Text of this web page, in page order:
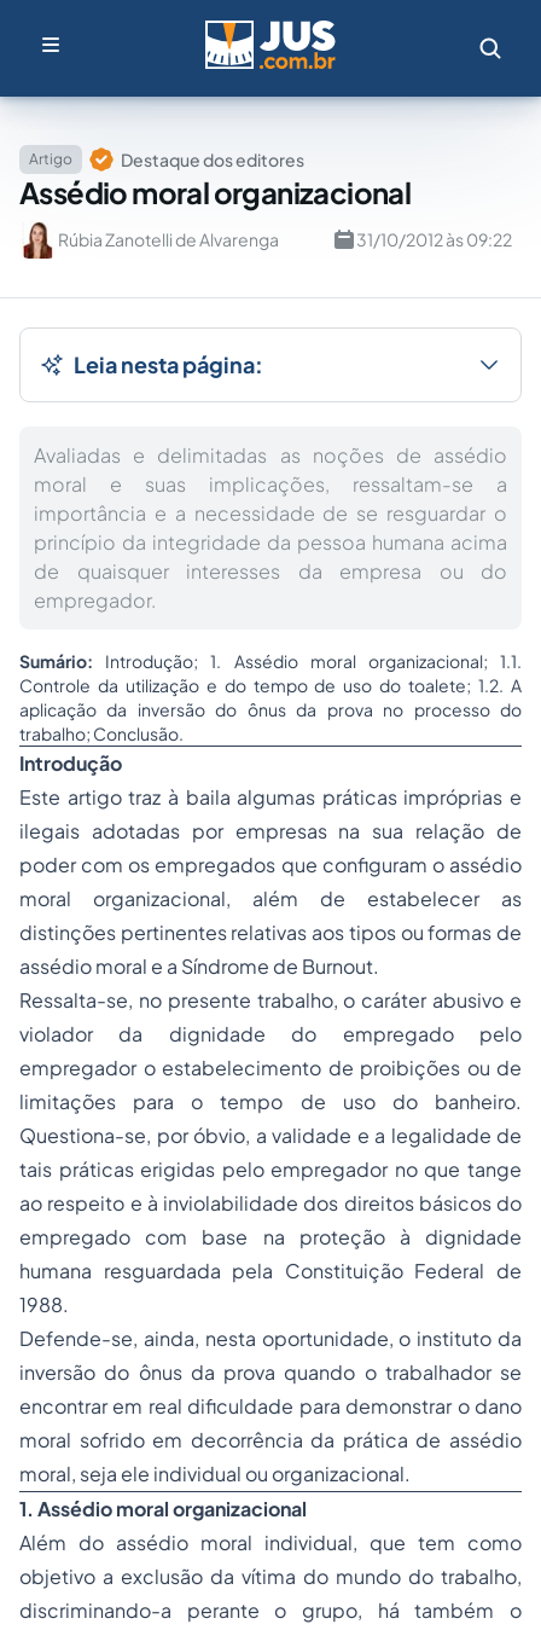
Artigo Destaque dos editores
Assédio moral organizacional
Rúbia Zanotelli de Alvarenga 31/10/2012 às 09:22
Leia nesta página:
Avaliadas e delimitadas as noções de assédio
moral e suas implicações, ressaltam-se a
importância e a necessidade de se resguardar o
princípio da integridade da pessoa humana acima
de quaisquer interesses da empresa ou do
empregador.
Sumário: Introdução; 1. Assédio moral organizacional; 1.1.
Controle da utilização e do tempo de uso do toalete; 1.2. A
aplicação da inversão do ônus da prova no processo do
trabalho; Conclusão.
Introdução
Este artigo traz à baila algumas práticas impróprias e
ilegais adotadas por empresas na sua relação de
poder com os empregados que configuram o assédio
moral organizacional, além de estabelecer as
distinções pertinentes relativas aos tipos ou formas de
assédio moral e a Síndrome de Burnout.
Ressalta-se, no presente trabalho, o caráter abusivo e
violador da dignidade do empregado pelo
empregador o estabelecimento de proibições ou de
limitações para o tempo de uso do banheiro.
Questiona-se, por óbvio, a validade e a legalidade de
tais práticas erigidas pelo empregador no que tange
ao respeito e à inviolabilidade dos direitos básicos do
empregado com base na proteção à dignidade
humana resguardada pela Constituição Federal de
1988.
Defende-se, ainda, nesta oportunidade, o instituto da
inversão do ônus da prova quando o trabalhador se
encontrar em real dificuldade para demonstrar o dano
moral sofrido em decorrência da prática de assédio
moral, seja ele individual ou organizacional.
1. Assédio moral organizacional
Além do assédio moral individual, que tem como
objetivo a exclusão da vítima do mundo do trabalho,
discriminando-a perante o grupo, há também o